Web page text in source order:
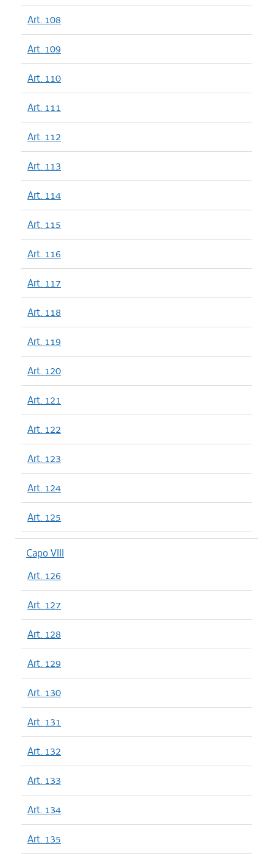
Art. 108
Art. 109
Art. 110
Art. 111
Art. 112
Art. 113
Art. 114
Art. 115
Art. 116
Art. 117
Art. 118
Art. 119
Art. 120
Art. 121
Art. 122
Art. 123
Art. 124
Art. 125
Capo VIII
Art. 126
Art. 127
Art. 128
Art. 129
Art. 130
Art. 131
Art. 132
Art. 133
Art. 134
Art. 135